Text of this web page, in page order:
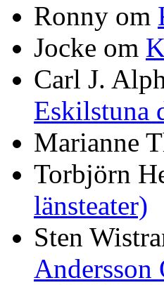
Ronny om
Jocke om
Carl J.
Eskilstuna
Marianne
Torbjörn
länsteater)
Sten
Andersson